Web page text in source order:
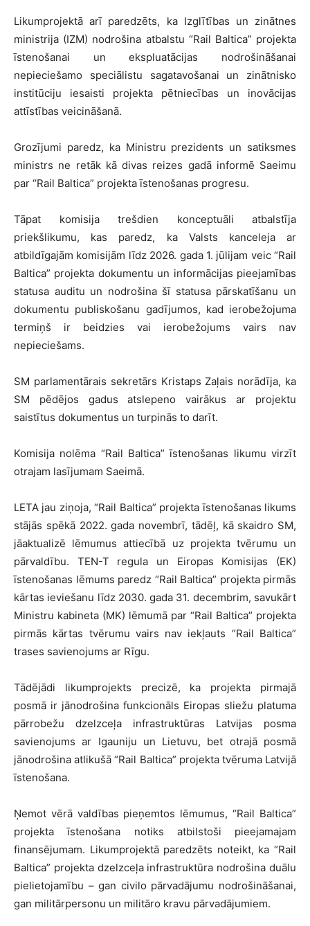
Likumprojektā arī paredzēts, ka Izglītības un zinātnes
ministrija (IZM) nodrošina atbalstu “Rail Baltica” projekta
īstenošanai un ekspluatācijas nodrošināšanai
nepieciešamo speciālistu sagatavošanai un zinātnisko
institūciju iesaisti projekta pētniecības un inovācijas
attīstības veicināšanā.
Grozījumi paredz, ka Ministru prezidents un satiksmes
ministrs ne retāk kā divas reizes gadā informē Saeimu
par “Rail Baltica” projekta īstenošanas progresu.
Tāpat komisija trešdien konceptuāli atbalstīja
priekšlikumu, kas paredz, ka Valsts kanceleja ar
atbildīgajām komisijām līdz 2026. gada 1. jūlijam veic “Rail
Baltica” projekta dokumentu un informācijas pieejamības
statusa auditu un nodrošina šī statusa pārskatīšanu un
dokumentu publiskošanu gadījumos, kad ierobežojuma
termiņš ir beidzies vai ierobežojums vairs nav
nepieciešams.
SM parlamentārais sekretārs Kristaps Zaļais norādīja, ka
SM pēdējos gadus atslepeno vairākus ar projektu
saistītus dokumentus un turpinās to darīt.
Komisija nolēma “Rail Baltica” īstenošanas likumu virzīt
otrajam lasījumam Saeimā.
LETA jau ziņoja, “Rail Baltica” projekta īstenošanas likums
stājās spēkā 2022. gada novembrī, tādēļ, kā skaidro SM,
jāaktualizē lēmumus attiecībā uz projekta tvērumu un
pārvaldību. TEN-T regula un Eiropas Komisijas (EK)
īstenošanas lēmums paredz “Rail Baltica” projekta pirmās
kārtas ieviešanu līdz 2030. gada 31. decembrim, savukārt
Ministru kabineta (MK) lēmumā par “Rail Baltica” projekta
pirmās kārtas tvērumu vairs nav iekļauts “Rail Baltica”
trases savienojums ar Rīgu.
Tādējādi likumprojekts precizē, ka projekta pirmajā
posmā ir jānodrošina funkcionāls Eiropas sliežu platuma
pārrobežu dzelzceļa infrastruktūras Latvijas posma
savienojums ar Igauniju un Lietuvu, bet otrajā posmā
jānodrošina atlikušā “Rail Baltica” projekta tvēruma Latvijā
īstenošana.
Ņemot vērā valdības pieņemtos lēmumus, “Rail Baltica”
projekta īstenošana notiks atbilstoši pieejamajam
finansējumam. Likumprojektā paredzēts noteikt, ka “Rail
Baltica” projekta dzelzceļa infrastruktūra nodrošina duālu
pielietojamību – gan civilo pārvadājumu nodrošināšanai,
gan militārpersonu un militāro kravu pārvadājumiem.